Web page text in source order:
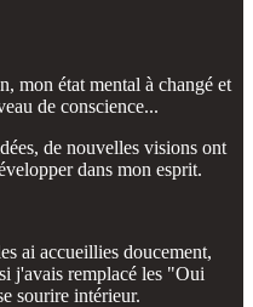
mon état mental à changé et
de conscience...
de nouvelles visions ont
dans mon esprit.
ai accueillies doucement,
j'avais remplacé les "Oui
sourire intérieur.